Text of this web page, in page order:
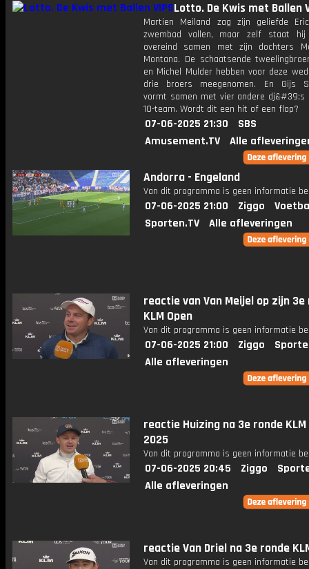
Lotto. De Kwis met Ballen
Martien Meiland zag zijn geliefde
zwembad vallen, maar zelf staat
overeind samen met zijn dochters
Montana. De schaatsende
en Michel Mulder hebben voor deze
drie broers meegenomen. En Gijs
vormt samen met vier andere dj&#39;s
10-team. Wordt dit een hit of een flop?
07-06-2025 21:30
SBS
Amusement.TV
Alle
Andorra - Engeland
Van dit programma is geen informatie
07-06-2025 21:00 Ziggo
Sporten.TV
Alle afleveringen
reactie van Van Meijel op zijn 3e
KLM Open
Van dit programma is geen informatie
07-06-2025 21:00 Ziggo
Alle afleveringen
reactie Huizing na 3e ronde KLM
2025
Van dit programma is geen informatie
07-06-2025 20:45 Ziggo
Alle afleveringen
reactie Van Driel na 3e ronde
Van dit programma is geen informatie